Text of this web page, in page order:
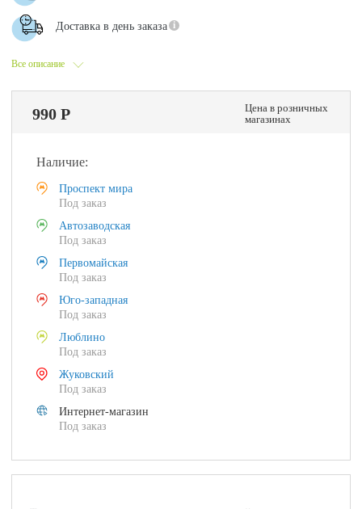
Все описание
Доставка в день заказа
990 Р
Цена в розничных
магазинах
Наличие:
Проспект мира
Под заказ
Автозаводская
Под заказ
Первомайская
Под заказ
Юго-западная
Под заказ
Люблино
Под заказ
Жуковский
Под заказ
Интернет-магазин
Под заказ